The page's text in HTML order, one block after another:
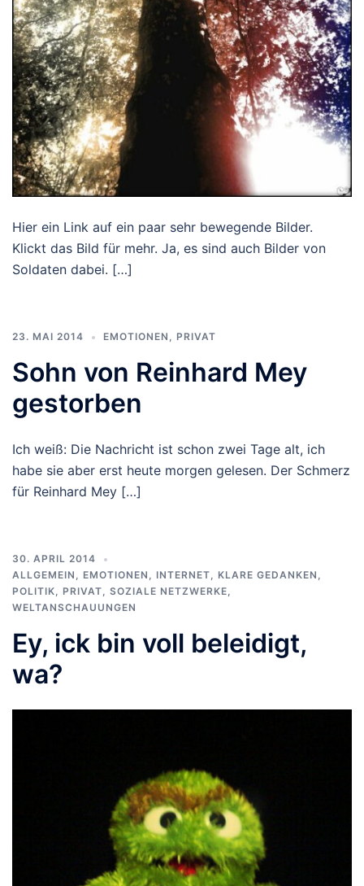
Hier ein Link auf ein paar sehr bewegende Bilder.
Klickt das Bild für mehr. Ja, es sind auch Bilder von
Soldaten dabei. […]
23. MAI 2014 EMOTIONEN , PRIVAT
Sohn von Reinhard Mey
gestorben
Ich weiß: Die Nachricht ist schon zwei Tage alt, ich
habe sie aber erst heute morgen gelesen. Der Schmerz
für Reinhard Mey […]
30. APRIL 2014
ALLGEMEIN , EMOTIONEN , INTERNET, KLARE GEDANKEN ,
POLITIK, PRIVAT, SOZIALE NETZWERKE,
WELTANSCHAUUNGEN
Ey, ick bin voll beleidigt,
wa?